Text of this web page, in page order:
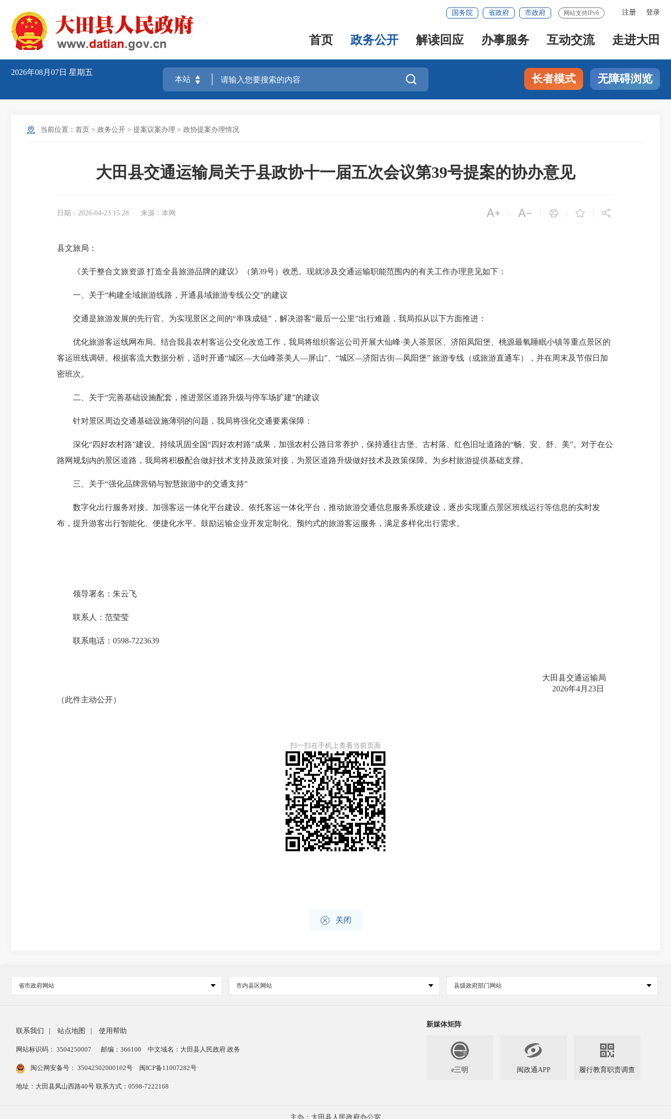
注册 登录
国务院 省政府 市政府 网站支持IPv6
首页 政务公开 解读回应 办事服务 互动交流 走进大田
2026年08月07日 星期五
 长者模式 无障碍浏览
当前位置： 首页 > 政务公开 > 提案议案办理 > 政协提案办理情况
大田县交通运输局关于县政协十一届五次会议第39号提案的协办意见
日期：2026-04-23 15:28 来源：本网     
县文旅局：
《关于整合文旅资源 打造全县旅游品牌的建议》（第39号）收悉。 现就涉及交通运输职能范围内的有关工作办理意见如下：
一、关于“构建全域旅游线路，开通县域旅游专线公交”的建议
交通是旅游发展的先行官。为实现景区之间的“串珠成链”，解决游客“最后一公里”出行难题，我局拟从以下方面推进：
优化旅游客运线网布局。结合我县农村客运公交化改造工作，我局将组织客运公司开展大仙峰·美人茶景区、济阳凤阳堡、桃源最氧睡眠小镇等重点景区的
客运班线调研。根据客流大数据分析，适时开通“城区—大仙峰茶美人—屏山”、“城区—济阳古街—凤阳堡” 旅游专线（或旅游直通车），并在周末及节假日加
密班次。
二、关于“完善基础设施配套，推进景区道路升级与停车场扩建”的建议
针对景区周边交通基础设施薄弱的问题，我局将强化交通要素保障：
深化“四好农村路”建设。持续巩固全国“四好农村路”成果，加强农村公路日常养护，保持通往古堡、古村落、红色旧址道路的“畅、安、舒、美”。 对于在公
路网规划内的景区道路，我局将积极配合做好技术支持及政策对接，为景区道路升级做好技术及政策保障。 为乡村旅游提供基础支撑。
三、关于“强化品牌营销与智慧旅游中的交通支持”
数字化出行服务对接。 加强客运一体化平台建设。依托客运一体化平台，推动旅游交通信息服务系统建设，逐步实现重点景区班线运行等信息的实时发
布，提升游客出行智能化、便捷化水平。鼓励运输企业开发定制化、预约式的旅游客运服务，满足多样化出行需求。
领导署名：朱云飞
联系人：范莹莹
联系电话：0598-7223639
大田县交通运输局
2026年4月 23日
（此件主动公开）
扫一扫在手机上查看当前页面
 关闭
省市政府网站 市内县区网站 县级政府部门网站
联系我们 站点地图 使用帮助
网站标识码： 3504250007 邮编：366100 中文域名：大田县人民政府.政务
闽公网安备号： 35042502000102号 闽ICP备11007282号
地址：大田县凤山西路40号 联系方式：0598-7222168
新媒体矩阵
e三明

闽政通APP

履行教育职责调查
主办：大田县人民政府办公室